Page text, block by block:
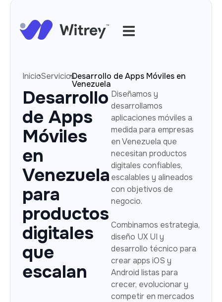
Inicio
·Servicios
·Desarrollo de Apps Móviles en
Venezuela
Desarrollo
de Apps
Móviles
en
Venezuela
para
productos
digitales
que
escalan
Diseñamos y
desarrollamos
aplicaciones móviles a
medida para empresas
en Venezuela que
necesitan productos
digitales confiables,
escalables y alineados
con objetivos de
negocio.
Combinamos estrategia,
diseño UX UI y
desarrollo técnico para
crear apps iOS y
Android listas para
crecer, evolucionar y
competir en mercados